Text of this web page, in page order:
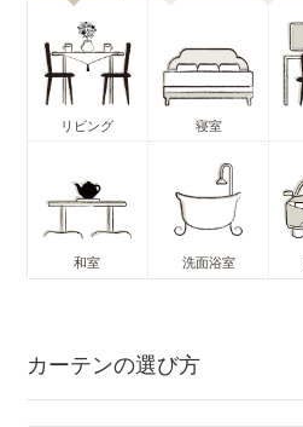
リビング 寝室
和室 洗面浴室
カーテンの選び方